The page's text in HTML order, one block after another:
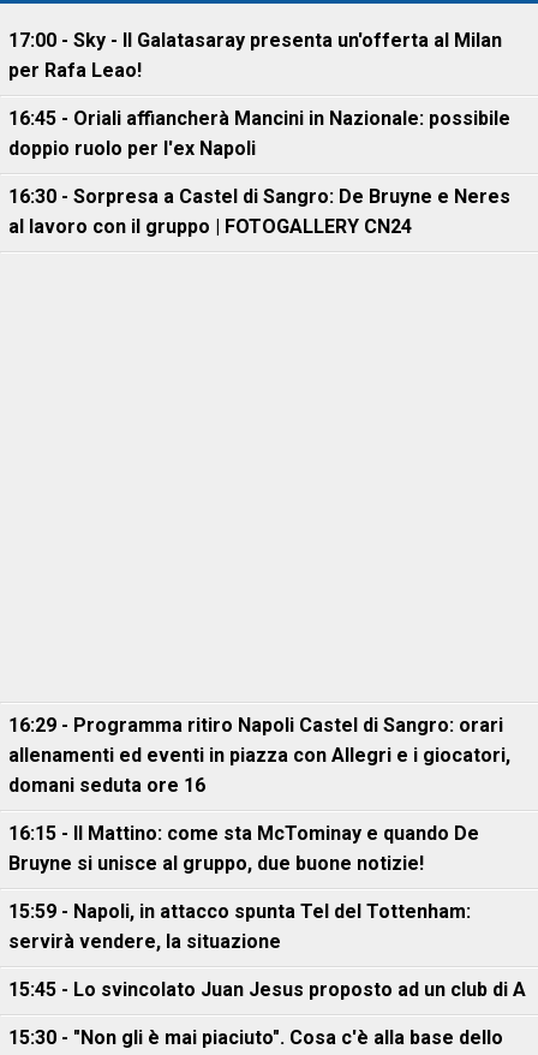
17:00 - Sky - Il Galatasaray presenta un'offerta al Milan
per Rafa Leao!
16:45 - Oriali affiancherà Mancini in Nazionale: possibile
doppio ruolo per l'ex Napoli
16:30 - Sorpresa a Castel di Sangro: De Bruyne e Neres
al lavoro con il gruppo | FOTOGALLERY CN24
16:29 - Programma ritiro Napoli Castel di Sangro: orari
allenamenti ed eventi in piazza con Allegri e i giocatori,
domani seduta ore 16
16:15 - Il Mattino: come sta McTominay e quando De
Bruyne si unisce al gruppo, due buone notizie!
15:59 - Napoli, in attacco spunta Tel del Tottenham:
servirà vendere, la situazione
15:45 - Lo svincolato Juan Jesus proposto ad un club di A
15:30 - "Non gli è mai piaciuto". Cosa c'è alla base dello